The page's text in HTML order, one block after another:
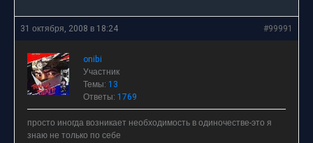
31 октября, 2008 в 18:24 #99991
onibi
Участник
Темы: 13
Ответы: 1769
просто иногда возникает необходимость в одиночестве-это я
знаю не только по себе